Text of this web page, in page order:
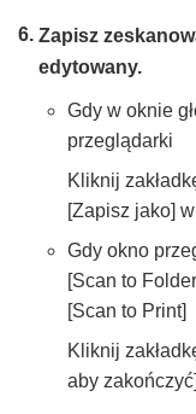
Zapisz
edytowany.
Gdy w oknie
przeglądarki
Kliknij
[Zapisz jako]
Gdy okno
[Scan to
[Scan to Print]
Kliknij
aby